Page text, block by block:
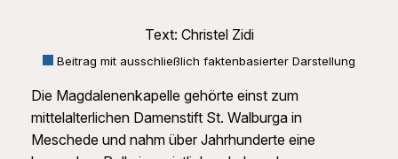
Text: Christel Zidi
Beitrag mit ausschließlich faktenbasierter Darstellung
Die Magdalenenkapelle gehörte einst zum
mittelalterlichen Damenstift St. Walburga in
Meschede und nahm über Jahrhunderte eine